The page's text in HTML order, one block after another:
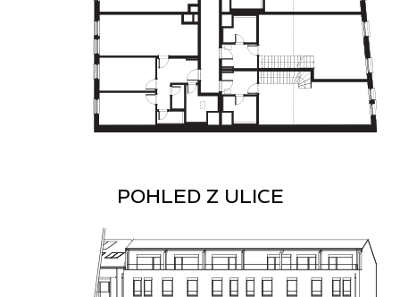
POHLED Z ULICE